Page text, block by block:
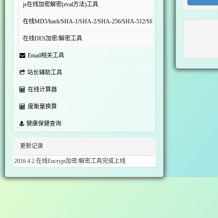
js在线加密解密(eval方法)工具
在线MD5/hash/SHA-1/SHA-2/SHA-256/SHA-512/SHA-3/RIPEMD-160加密工
在线DES加密/解密工具
Email相关工具
站长辅助工具
在线计算器
度衡量换算
健康保健查询
更新记录
2016.4.2:在线Encrypt加密/解密工具完成上线